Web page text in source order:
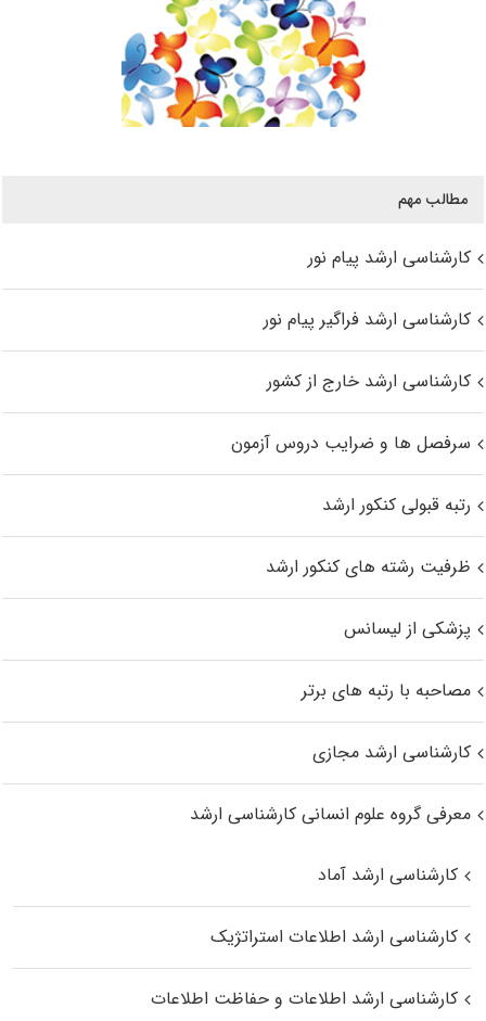
مطالب مهم
کارشناسی ارشد پیام نور
کارشناسی ارشد فراگیر پیام نور
کارشناسی ارشد خارج از کشور
سرفصل ها و ضرایب دروس آزمون
رتبه قبولی کنکور ارشد
ظرفیت رشته های کنکور ارشد
پزشکی از لیسانس
مصاحبه با رتبه های برتر
کارشناسی ارشد مجازی
معرفی گروه علوم انسانی کارشناسی ارشد
کارشناسی ارشد آماد
کارشناسی ارشد اطلاعات استراتژیک
کارشناسی ارشد اطلاعات و حفاظت اطلاعات